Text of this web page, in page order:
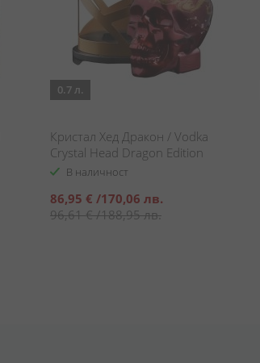
0.7 л.
Кристал Хед Дракон / Vodka
Crystal Head Dragon Edition
В наличност
Специална
цена
86,95 € /170,06 лв.
96,61 €/188,95 лв.